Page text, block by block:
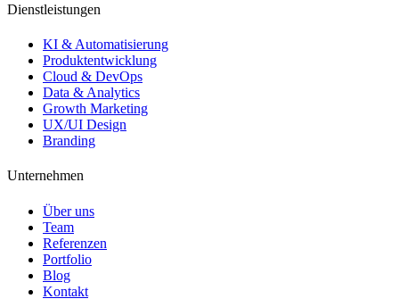
Dienstleistungen
KI & Automatisierung
Produktentwicklung
Cloud & DevOps
Data & Analytics
Growth Marketing
UX/UI Design
Branding
Unternehmen
Über uns
Team
Referenzen
Portfolio
Blog
Kontakt